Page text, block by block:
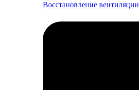
Восстановление вентиляции